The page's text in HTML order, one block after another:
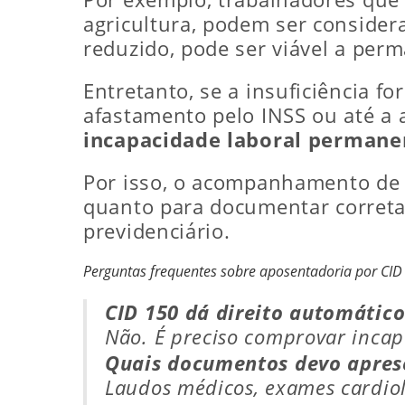
agricultura, podem ser
reduzido, pode ser viável a
Entretanto, se a insuficiência
afastamento pelo INSS ou até
incapacidade laboral
Por isso, o acompanhamento
quanto para documentar
previdenciário.
Perguntas frequentes sobre aposentadoria por
CID 150 dá direito
Não. É preciso comprovar
Quais documentos devo
Laudos médicos, exames